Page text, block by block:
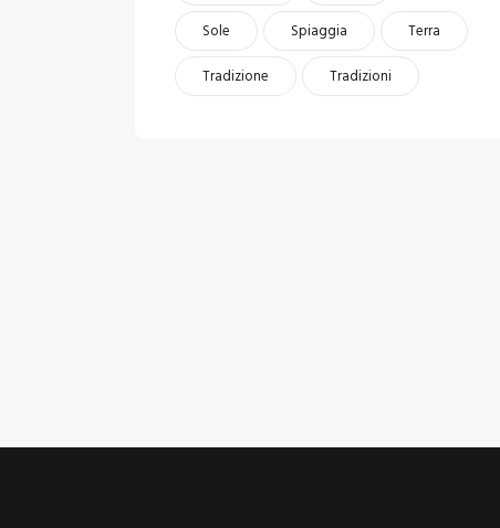
Sole
Spiaggia
Terra
Tradizione
Tradizioni